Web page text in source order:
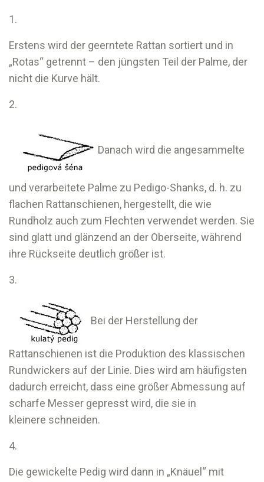
1.
Erstens wird der geerntete Rattan sortiert und in
„Rotas“ getrennt – den jüngsten Teil der Palme, der
nicht die Kurve hält.
2.
Danach wird die angesammelte
und verarbeitete Palme zu Pedigo-Shanks, d. h. zu
flachen Rattanschienen, hergestellt, die wie
Rundholz auch zum Flechten verwendet werden. Sie
sind glatt und glänzend an der Oberseite, während
ihre Rückseite deutlich größer ist.
3.
Bei der Herstellung der
Rattanschienen ist die Produktion des klassischen
Rundwickers auf der Linie. Dies wird am häufigsten
dadurch erreicht, dass eine größer Abmessung auf
scharfe Messer gepresst wird, die sie in
kleinere schneiden.
4.
Die gewickelte Pedig wird dann in „Knäuel“ mit